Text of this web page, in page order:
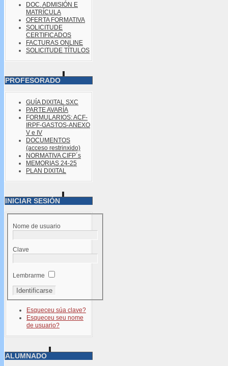
DOC. ADMISIÓN E
MATRÍCULA
OFERTA FORMATIVA
SOLICITUDE
CERTIFICADOS
FACTURAS ONLINE
SOLICITUDE TÍTULOS
PROFESORADO
GUÍA DIXITAL SXC
PARTE AVARÍA
FORMULARIOS: ACF-
IRPF-GASTOS-ANEXO
V e IV
DOCUMENTOS
(acceso restrinxido)
NORMATIVA CIFP´s
MEMORIAS 24-25
PLAN DIXITAL
INICIAR SESIÓN
Nome de usuario
Clave
Lembrarme
Esqueceu súa clave?
Esqueceu seu nome
de usuario?
ALUMNADO